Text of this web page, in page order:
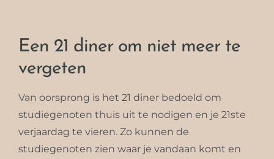
Een 21 diner om niet meer te
vergeten
Van oorsprong is het 21 diner bedoeld om
studiegenoten thuis uit te nodigen en je 21ste
verjaardag te vieren. Zo kunnen de
studiegenoten zien waar je vandaan komt en